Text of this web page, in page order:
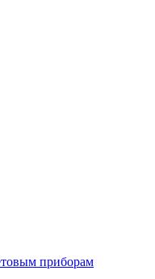
приборам